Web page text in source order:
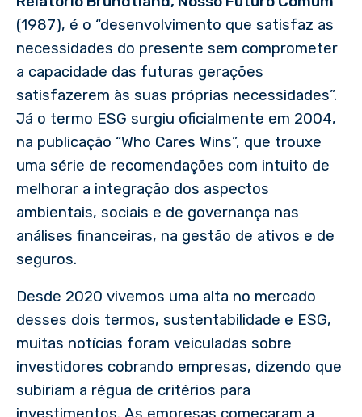
(1987), é o “desenvolvimento que satisfaz as
necessidades do presente sem comprometer
a capacidade das futuras gerações
satisfazerem às suas próprias necessidades”.
Já o termo ESG surgiu oficialmente em 2004,
na publicação “Who Cares Wins”, que trouxe
uma série de recomendações com intuito de
melhorar a integração dos aspectos
ambientais, sociais e de governança nas
análises financeiras, na gestão de ativos e de
seguros.
Desde 2020 vivemos uma alta no mercado
desses dois termos, sustentabilidade e ESG,
muitas notícias foram veiculadas sobre
investidores cobrando empresas, dizendo que
subiriam a régua de critérios para